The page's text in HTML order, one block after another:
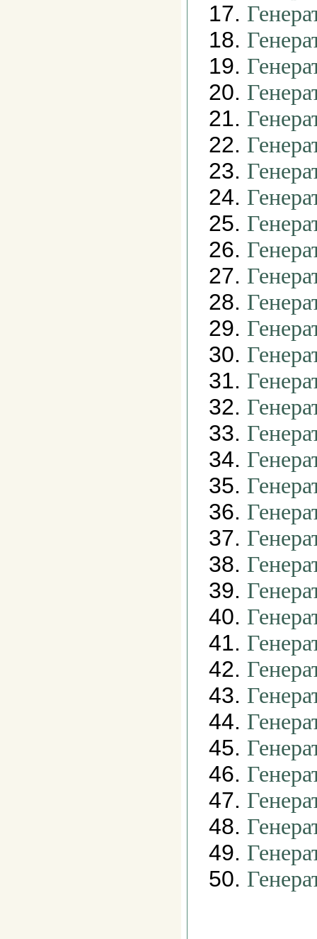
17.
18.
19.
20.
21.
22.
23.
24.
25.
26.
27.
28.
29.
30.
31.
32.
33.
34.
35.
36.
37.
38.
39.
40.
41.
42.
43.
44.
45.
46.
47.
48.
49.
50.